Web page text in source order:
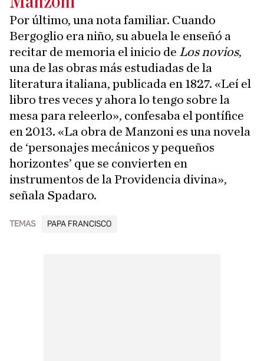
Por último, una nota familiar. Cuando
Bergoglio era niño, su abuela le enseñó a
recitar de memoria el inicio de Los novios,
una de las obras más estudiadas de la
literatura italiana, publicada en 1827. «Leí el
libro tres veces y ahora lo tengo sobre la
mesa para releerlo», confesaba el pontífice
en 2013. «La obra de Manzoni es una novela
de ‘personajes mecánicos y pequeños
horizontes’ que se convierten en
instrumentos de la Providencia divina»,
señala Spadaro.
TEMAS PAPA FRANCISCO